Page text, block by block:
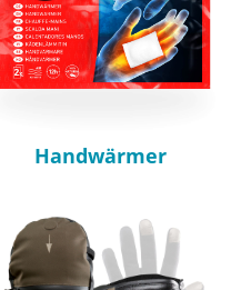
Handwärmer